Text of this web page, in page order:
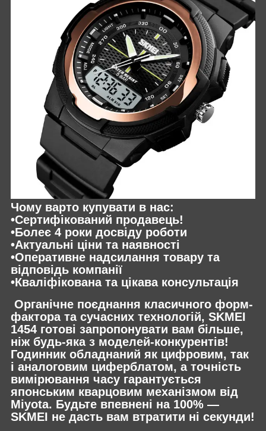
Чому варто купувати в нас:
•Сертифікований продавець!
•Болеє 4 роки досвіду роботи
•Актуальні ціни та наявності
•Оперативне надсилання товару та
відповідь компанії
•Кваліфікована та цікава консультація
Органічне поєднання класичного форм-
фактора та сучасних технологій, SKMEI
1454 готові запропонувати вам більше,
ніж будь-яка з моделей-конкурентів!
Годинник обладнаний як цифровим, так
і аналоговим циферблатом, а точність
вимірювання часу гарантується
японським кварцовим механізмом від
Miyota. Будьте впевнені на 100% —
SKMEI не дасть вам втратити ні секунди!